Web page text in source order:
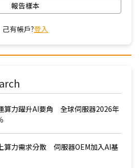
報告樣本
己有帳戶?登入
算力躍升AI要角 全球伺服器2026年
算力需求分散 伺服器OEM加入AI基